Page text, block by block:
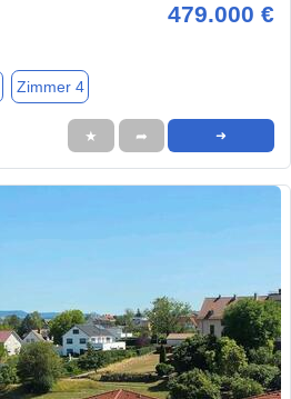
479.000 €
Zimmer 4
★ ➦ ➜